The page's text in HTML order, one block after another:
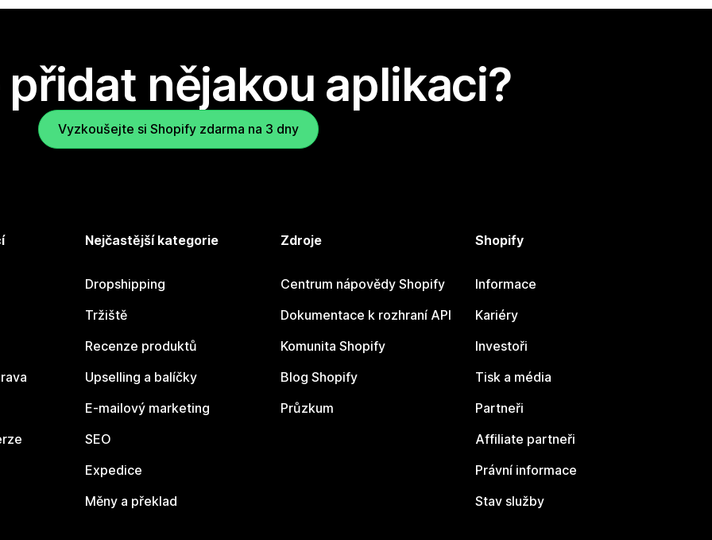
nějakou aplikaci?
Vyzkoušejte si Shopify zdarma na 3 dny
Nejčastější kategorie
Dropshipping
Tržiště
Recenze produktů
Upselling a balíčky
E-mailový marketing
SEO
Expedice
Měny a překlad
Zdroje
Centrum nápovědy Shopify
Dokumentace k rozhraní API
Komunita Shopify
Blog Shopify
Průzkum
Shopify
Informace
Kariéry
Investoři
Tisk a média
Partneři
Affiliate partneři
Právní informace
Stav služby